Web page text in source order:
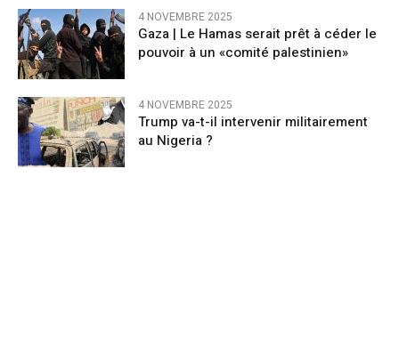
4 NOVEMBRE 2025
Gaza | Le Hamas serait prêt à céder le
pouvoir à un «comité palestinien»
4 NOVEMBRE 2025
Trump va-t-il intervenir militairement
au Nigeria ?